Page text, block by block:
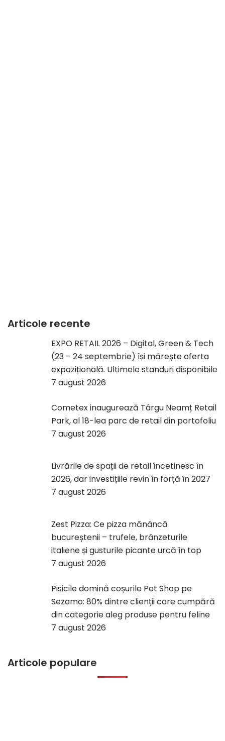
Articole recente
EXPO RETAIL 2026 – Digital, Green & Tech
(23 – 24 septembrie) își mărește oferta
expozițională. Ultimele standuri disponibile
7 august 2026
Cometex inaugurează Târgu Neamț Retail
Park, al 18-lea parc de retail din portofoliu
7 august 2026
Livrările de spații de retail încetinesc în
2026, dar investițiile revin în forță în 2027
7 august 2026
Zest Pizza: Ce pizza mănâncă
bucureștenii – trufele, brânzeturile
italiene și gusturile picante urcă în top
7 august 2026
Pisicile domină coșurile Pet Shop pe
Sezamo: 80% dintre clienții care cumpără
din categorie aleg produse pentru feline
7 august 2026
Articole populare